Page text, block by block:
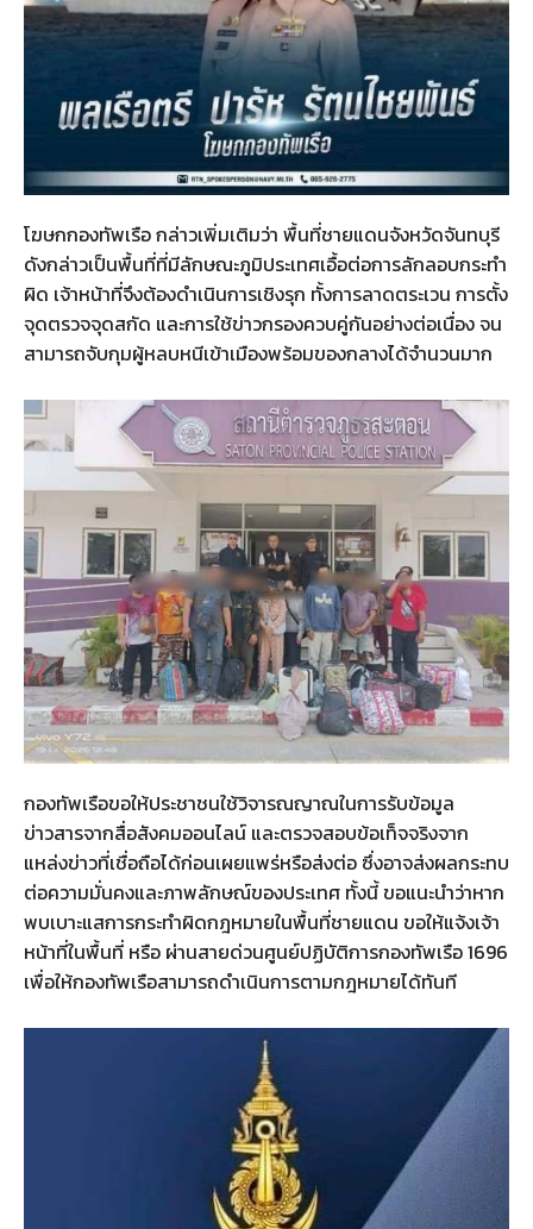
โฆษกกองทัพเรือ กล่าวเพิ่มเติมว่า พื้นที่ชายแดนจังหวัดจันทบุรี
ดังกล่าวเป็นพื้นที่ที่มีลักษณะภูมิประเทศเอื้อต่อการลักลอบกระทำ
ผิด เจ้าหน้าที่จึงต้องดำเนินการเชิงรุก ทั้งการลาดตระเวน การตั้ง
จุดตรวจจุดสกัด และการใช้ข่าวกรองควบคู่กันอย่างต่อเนื่อง จน
สามารถจับกุมผู้หลบหนีเข้าเมืองพร้อมของกลางได้จำนวนมาก
กองทัพเรือขอให้ประชาชนใช้วิจารณญาณในการรับข้อมูล
ข่าวสารจากสื่อสังคมออนไลน์ และตรวจสอบข้อเท็จจริงจาก
แหล่งข่าวที่เชื่อถือได้ก่อนเผยแพร่หรือส่งต่อ ซึ่งอาจส่งผลกระทบ
ต่อความมั่นคงและภาพลักษณ์ของประเทศ ทั้งนี้ ขอแนะนำว่าหาก
พบเบาะแสการกระทำผิดกฎหมายในพื้นที่ชายแดน ขอให้แจ้งเจ้า
หน้าที่ในพื้นที่ หรือ ผ่านสายด่วนศูนย์ปฏิบัติการกองทัพเรือ 1696
เพื่อให้กองทัพเรือสามารถดำเนินการตามกฎหมายได้ทันที